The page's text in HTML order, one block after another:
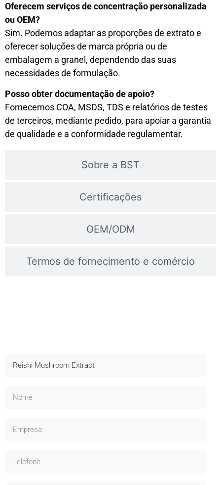
Sobre a BST
Certificações
OEM/ODM
Termos de fornecimento e comércio
Oferecem serviços de concentração personalizada
ou OEM?
Sim. Podemos adaptar as proporções de extrato e
oferecer soluções de marca própria ou de
embalagem a granel, dependendo das suas
necessidades de formulação.
Posso obter documentação de apoio?
Fornecemos COA, MSDS, TDS e relatórios de testes
de terceiros, mediante pedido, para apoiar a garantia
de qualidade e a conformidade regulamentar.